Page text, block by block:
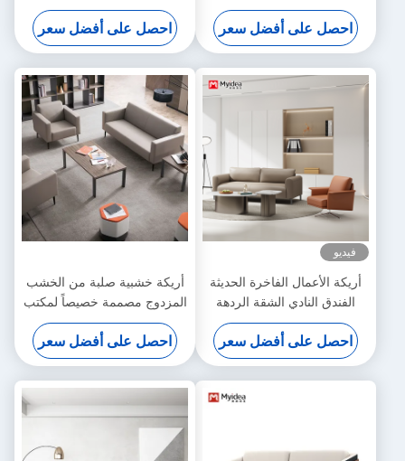
احصل على أفضل سعر
حديثة، أريكة جلدية فاخرة بثلاثة
مقاعد
احصل على أفضل سعر
فيديو
أريكة الأعمال الفاخرة الحديثة
الفندق النادي الشقة الردهة
الشركة الأعمال ثلاثة أشخاص
أريكة واحدة أثاث المكتب
احصل على أفضل سعر
أريكة خشبية صلبة من الخشب
المزدوج مصممة خصيصاً لمكتب
رئيس الإدارة الحديث والمرتاح
احصل على أفضل سعر